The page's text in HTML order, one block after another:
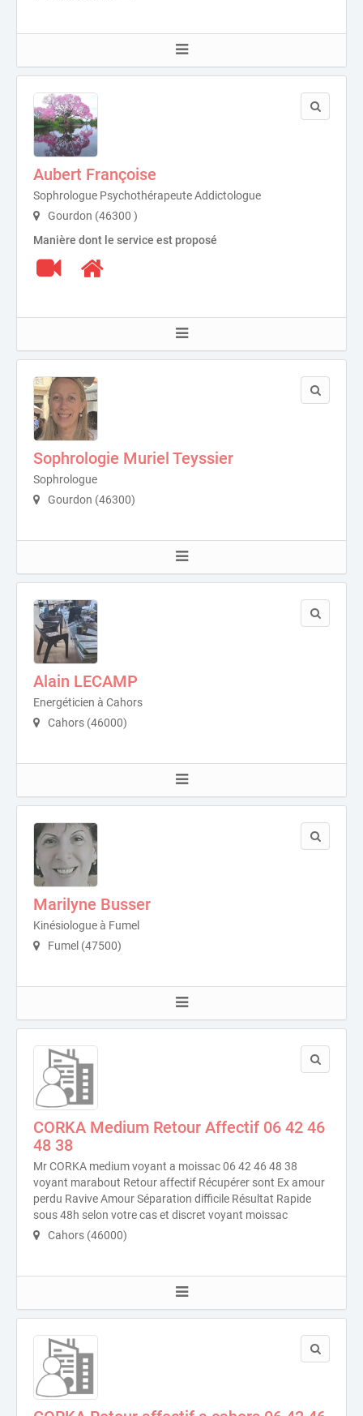
Aubert Françoise
Sophrologue Psychothérapeute Addictologue
Gourdon (46300 )
Manière dont le service est proposé
Sophrologie Muriel Teyssier
Sophrologue
Gourdon (46300)
Alain LECAMP
Energéticien à Cahors
Cahors (46000)
Marilyne Busser
Kinésiologue à Fumel
Fumel (47500)
CORKA Medium Retour Affectif 06 42 46
48 38
Mr CORKA medium voyant a moissac 06 42 46 48 38
voyant marabout Retour affectif Récupérer sont Ex amour
perdu Ravive Amour Séparation difficile Résultat Rapide
sous 48h selon votre cas et discret voyant moissac
Cahors (46000)